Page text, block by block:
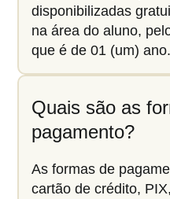
disponibilizadas
na área do aluno,
que é de 01 (um) ano.
Quais são as
pagamento?
As formas de
cartão de crédito,